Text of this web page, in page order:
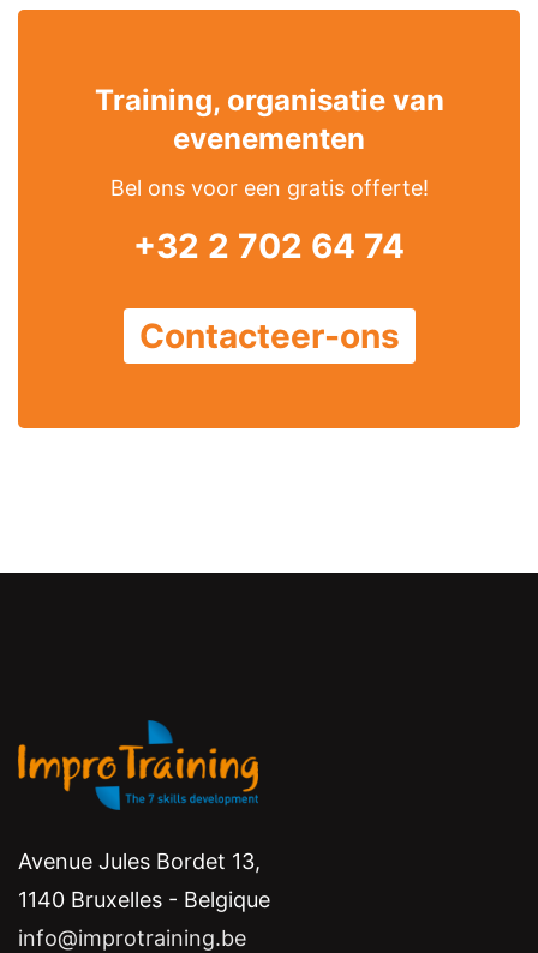
Training, organisatie van
evenementen
Bel ons voor een gratis offerte!
+32 2 702 64 74
Contacteer-ons
Avenue Jules Bordet 13,
1140 Bruxelles - Belgique
info@improtraining.be